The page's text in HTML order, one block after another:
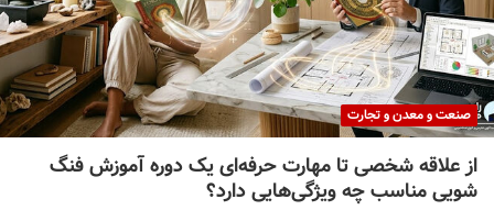
صنعت و معدن و تجارت
از علاقه شخصی تا مهارت حرفه‌ای یک دوره آموزش فنگ
شویی مناسب چه ویژگی‌هایی دارد؟